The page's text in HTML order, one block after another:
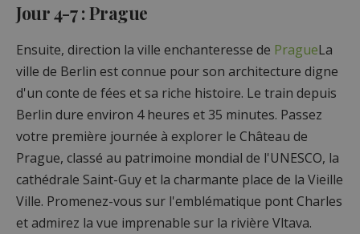
Jour 4-7 : Prague
Ensuite, direction la ville enchanteresse de PragueLa
ville de Berlin est connue pour son architecture digne
d'un conte de fées et sa riche histoire. Le train depuis
Berlin dure environ 4 heures et 35 minutes. Passez
votre première journée à explorer le Château de
Prague, classé au patrimoine mondial de l'UNESCO, la
cathédrale Saint-Guy et la charmante place de la Vieille
Ville. Promenez-vous sur l'emblématique pont Charles
et admirez la vue imprenable sur la rivière Vltava.